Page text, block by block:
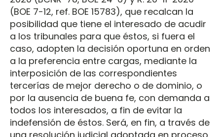
(BOE 7-12, ref. BOE 15783), que recalcan la
posibilidad que tiene el interesado de acudir
a los tribunales para que éstos, si fuera el
caso, adopten la decisión oportuna en orden
a la preferencia entre cargas, mediante la
interposición de las correspondientes
tercerías de mejor derecho o de dominio, o
por la ausencia de buena fe, con demanda a
todos los interesados, a fin de evitar la
indefensión de éstos. Será, en fin, a través de